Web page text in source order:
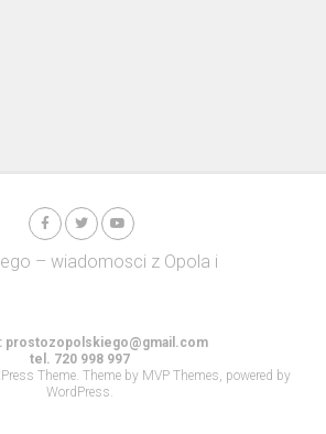
prostozopolskiego@gmail.com
tel. 720 998 997
Theme. Theme by MVP Themes, powered by
WordPress.